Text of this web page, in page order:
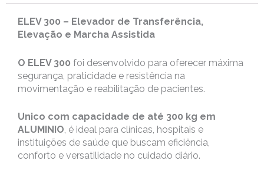
ELEV 300 – Elevador de Transferência,
Elevação e Marcha Assistida
O ELEV 300 foi desenvolvido para oferecer máxima
segurança, praticidade e resistência na
movimentação e reabilitação de pacientes.
Unico com capacidade de até 300 kg em
ALUMINIO, é ideal para clínicas, hospitais e
instituições de saúde que buscam eficiência,
conforto e versatilidade no cuidado diário.